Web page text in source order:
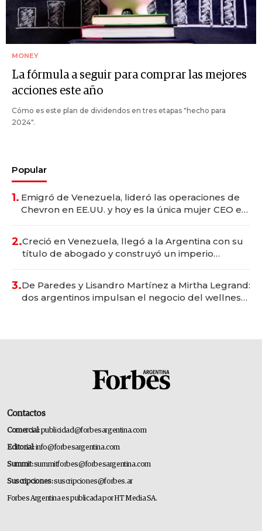
MONEY
La fórmula a seguir para comprar las mejores
acciones este año
Cómo es este plan de dividendos en tres etapas "hecho para
2024".
Popular
1. Emigró de Venezuela, lideró las operaciones de
Chevron en EE.UU. y hoy es la única mujer CEO en
2.Creció en Venezuela, llegó a la Argentina con su
título de abogado y construyó un imperio
3.De Paredes y Lisandro Martínez a Mirtha Legrand:
dos argentinos impulsan el negocio del wellness
Contactos
Comercial:publicidad@forbesargentina.com
Editorial:info@forbesargentina.com
Summit:summitforbes@forbesargentina.com
Suscripciones:suscripciones@forbes.ar
Forbes Argentina es publicada por HT Media SA.